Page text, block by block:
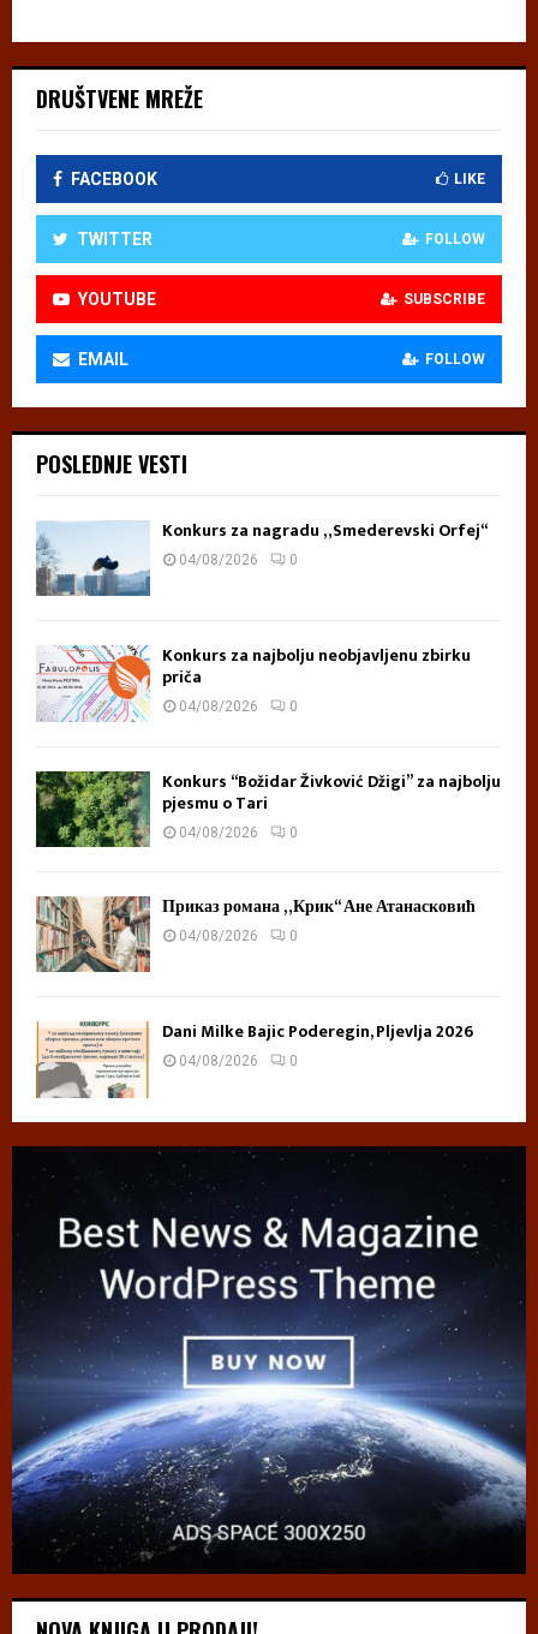
DRUŠTVENE MREŽE
FACEBOOK LIKE
TWITTER FOLLOW
YOUTUBE SUBSCRIBE
EMAIL FOLLOW
POSLEDNJE VESTI
Konkurs za nagradu „Smederevski Orfej“
04/08/2026 0
Konkurs za najbolju neobjavljenu zbirku
priča
04/08/2026 0
Konkurs “Božidar Živković Džigi” za najbolju
pjesmu o Tari
04/08/2026 0
Приказ романа „Крик“ Ане Атанасковић
04/08/2026 0
Dani Milke Bajic Poderegin, Pljevlja 2026
04/08/2026 0